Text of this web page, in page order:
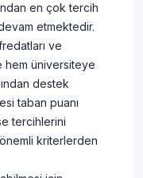
en çok tercih
etmektedir.
ve
hem üniversiteye
destek
taban puanı
tercihlerini
kriterlerden